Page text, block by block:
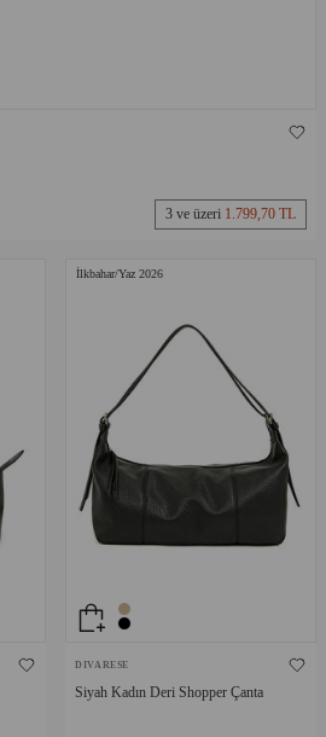
3 ve üzeri 1.799,70 TL
İlkbahar/Yaz 2026
DIVARESE
Siyah Kadın Deri Shopper Çanta